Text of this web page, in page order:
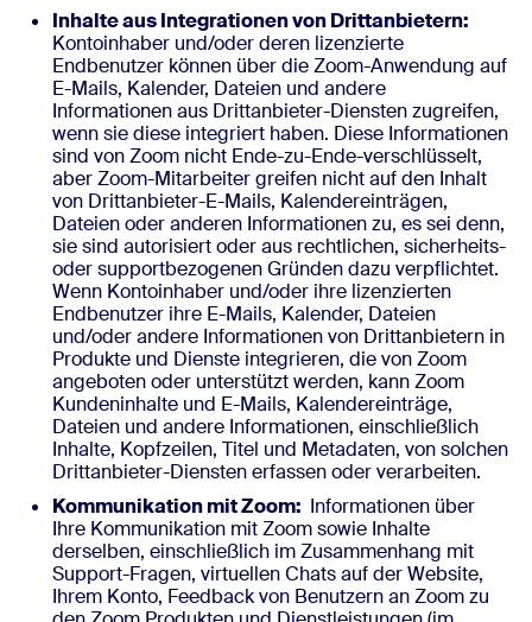
Inhalte aus Integrationen von Drittanbietern:
Kontoinhaber und/oder deren lizenzierte
Endbenutzer können über die Zoom-Anwendung auf
E-Mails, Kalender, Dateien und andere
Informationen aus Drittanbieter-Diensten zugreifen,
wenn sie diese integriert haben. Diese Informationen
sind von Zoom nicht Ende-zu-Ende-verschlüsselt,
aber Zoom-Mitarbeiter greifen nicht auf den Inhalt
von Drittanbieter-E-Mails, Kalendereinträgen,
Dateien oder anderen Informationen zu, es sei denn,
sie sind autorisiert oder aus rechtlichen, sicherheits-
oder supportbezogenen Gründen dazu verpflichtet.
Wenn Kontoinhaber und/oder ihre lizenzierten
Endbenutzer ihre E-Mails, Kalender, Dateien
und/oder andere Informationen von Drittanbietern in
Produkte und Dienste integrieren, die von Zoom
angeboten oder unterstützt werden, kann Zoom
Kundeninhalte und E-Mails, Kalendereinträge,
Dateien und andere Informationen, einschließlich
Inhalte, Kopfzeilen, Titel und Metadaten, von solchen
Drittanbieter-Diensten erfassen oder verarbeiten.
Kommunikation mit Zoom: Informationen über
Ihre Kommunikation mit Zoom sowie Inhalte
derselben, einschließlich im Zusammenhang mit
Support-Fragen, virtuellen Chats auf der Website,
Ihrem Konto, Feedback von Benutzern an Zoom zu